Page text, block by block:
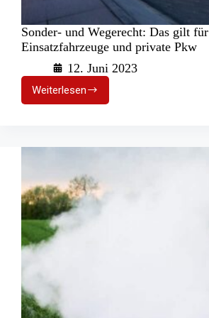
Sonder- und Wegerecht: Das gilt für
Einsatzfahrzeuge und private Pkw
12. Juni 2023
Weiterlesen
Sonder-
und
gilt
Einsatzfahrzeuge
und
private
Pkw